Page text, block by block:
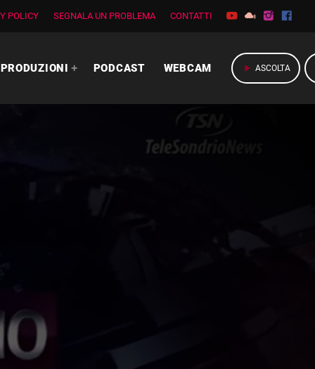
POLICY SEGNALA UN PROBLEMA CONTATTI
PRODUZIONI PODCAST WEBCAM play_arrow ASCOLTA